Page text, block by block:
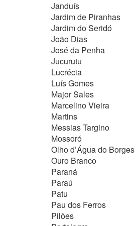
Janduís
Jardim de Piranhas
Jardim do Seridó
João Dias
José da Penha
Jucurutu
Lucrécia
Luís Gomes
Major Sales
Marcelino Vieira
Martins
Messias Targino
Mossoró
Olho d’Água do Borges
Ouro Branco
Paraná
Paraú
Patu
Pau dos Ferros
Pilões